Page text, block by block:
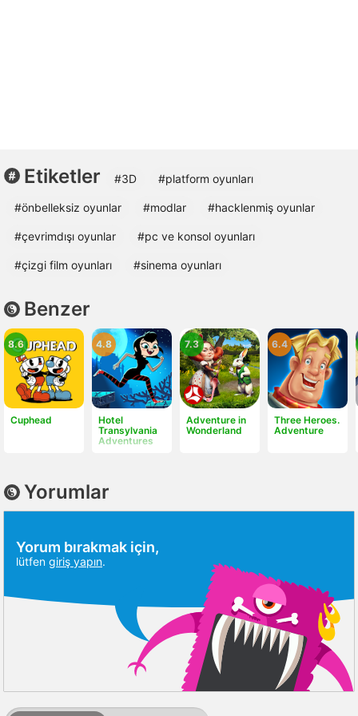
Etiketler #3D #platform oyunları
#önbelleksiz oyunlar #modlar #hacklenmiş oyunlar
#çevrimdışı oyunlar #pc ve konsol oyunları
#çizgi film oyunları #sinema oyunları
Benzer
Cuphead
8.6
Hotel
Transylvania
Adventures
4.8
Adventure in
Wonderland
7.3
Three Heroes.
Adventure
6.4
Yorumlar
Yorum bırakmak için,
lütfen giriş yapın.